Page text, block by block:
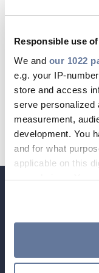
Responsible use
We and our 1022
e.g. your IP-
store and access
serve personalized
measurement,
development. You
and for what
applicable on this
your choices. You
If you allow, we
location which
irányítsák
Ezért
időszakra
és
véve a
irányelveit.